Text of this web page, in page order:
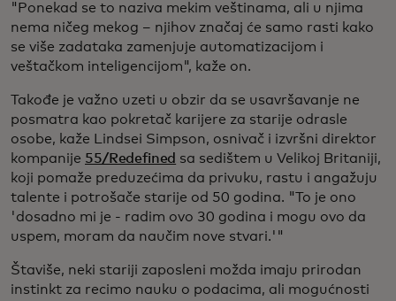
"Ponekad se to naziva mekim veštinama, ali u njima
nema ničeg mekog – njihov značaj će samo rasti kako
se više zadataka zamenjuje automatizacijom i
veštačkom inteligencijom", kaže on.
Takođe je važno uzeti u obzir da se usavršavanje ne
posmatra kao pokretač karijere za starije odrasle
osobe, kaže Lindsei Simpson, osnivač i izvršni direktor
kompanije 55/Redefined sa sedištem u Velikoj Britaniji,
koji pomaže preduzećima da privuku, rastu i angažuju
talente i potrošače starije od 50 godina. "To je ono
'dosadno mi je - radim ovo 30 godina i mogu ovo da
uspem, moram da naučim nove stvari.'"
Štaviše, neki stariji zaposleni možda imaju prirodan
instinkt za recimo nauku o podacima, ali mogućnosti